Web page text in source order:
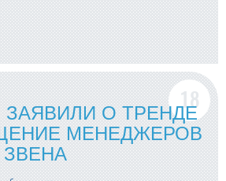
О ТРЕНДЕ
МЕНЕДЖЕРОВ